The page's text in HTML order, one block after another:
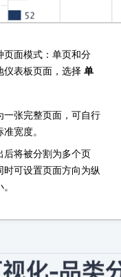
页面模式：单页和分
仪表板页面，选择 单
一张完整页面，可自行
宽度。
后将被分割为多个页
可设置页面方向为纵